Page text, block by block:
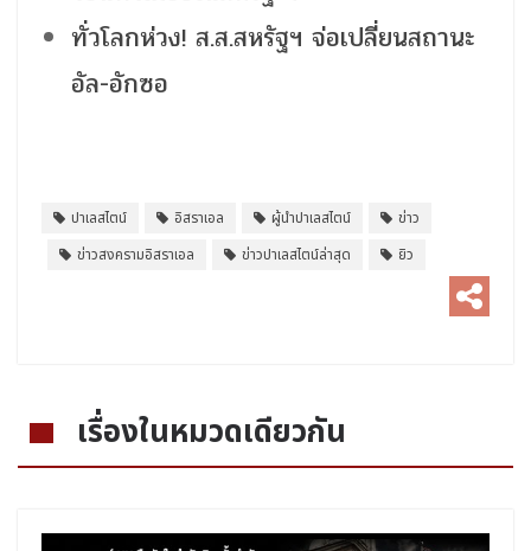
ทั่วโลกห่วง! ส.ส.สหรัฐฯ จ่อเปลี่ยนสถานะ
อัล-อักซอ
ปาเลสไตน์ อิสราเอล ผู้นำปาเลสไตน์
ข่าว
ข่าวสงครามอิสราเอล
ข่าวปาเลสไตน์ล่าสุด ยิว
เรื่องในหมวดเดียวกัน